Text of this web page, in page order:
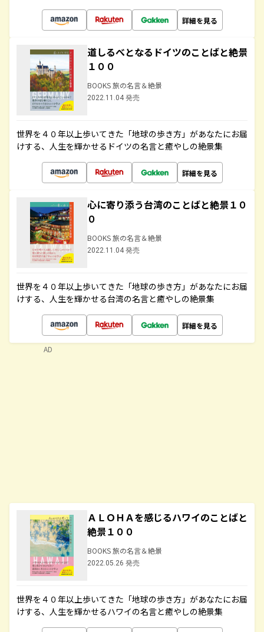
詳細を見る
道しるべとなるドイツのことばと絶景
１００
BOOKS 旅の名言＆絶景
2022.11.04 発売
世界を４０年以上歩いてきた「地球の歩き方」があなたにお届
けする、人生を輝かせるドイツの名言と癒やしの絶景集
詳細を見る
心に寄り添う台湾のことばと絶景１０
０
BOOKS 旅の名言＆絶景
2022.11.04 発売
世界を４０年以上歩いてきた「地球の歩き方」があなたにお届
けする、人生を輝かせる台湾の名言と癒やしの絶景集
詳細を見る
ＡＬＯＨＡを感じるハワイのことばと
絶景１００
BOOKS 旅の名言＆絶景
2022.05.26 発売
世界を４０年以上歩いてきた「地球の歩き方」があなたにお届
けする、人生を輝かせるハワイの名言と癒やしの絶景集
AD